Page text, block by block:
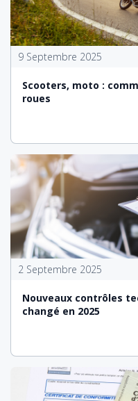
9 Septembre 2025
Scooters, moto :
roues
2 Septembre 2025
Nouveaux contrôles
changé en 2025